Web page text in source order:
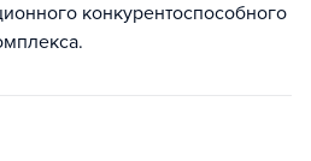
конкурентоспособного